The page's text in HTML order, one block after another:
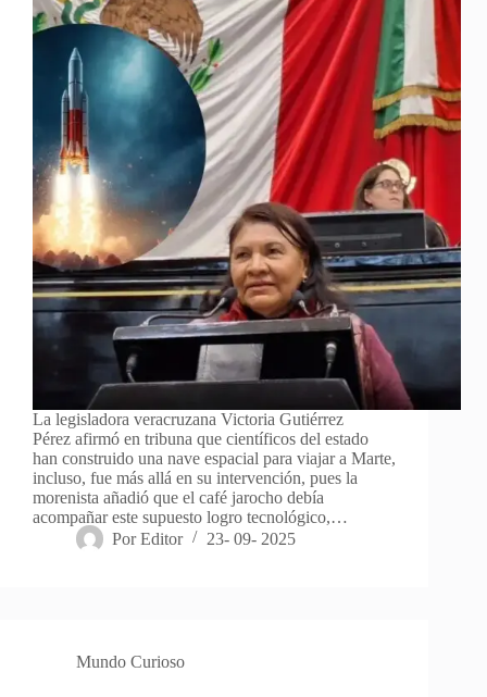
La legisladora veracruzana Victoria Gutiérrez
Pérez afirmó en tribuna que científicos del estado
han construido una nave espacial para viajar a Marte,
incluso, fue más allá en su intervención, pues la
morenista añadió que el café jarocho debía
acompañar este supuesto logro tecnológico,…
Por Editor 23- 09- 2025
Mundo Curioso